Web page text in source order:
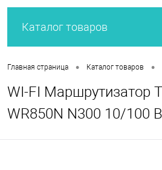
Каталог товаров
Главная страница • Каталог товаров •
WI-FI Маршрутизатор
WR850N N300 10/100